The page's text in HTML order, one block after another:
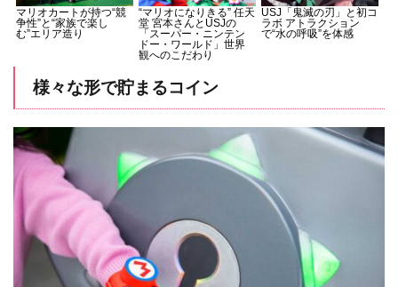
マリオカートが持つ“競
争性”と“家族で楽し
む”エリア造り
“マリオになりきる” 任天
堂 宮本さんとUSJの
「スーパー・ニンテン
ドー・ワールド」世界
観へのこだわり
USJ「鬼滅の刃」と初コ
ラボ アトラクション
で“水の呼吸”を体感
様々な形で貯まるコイン